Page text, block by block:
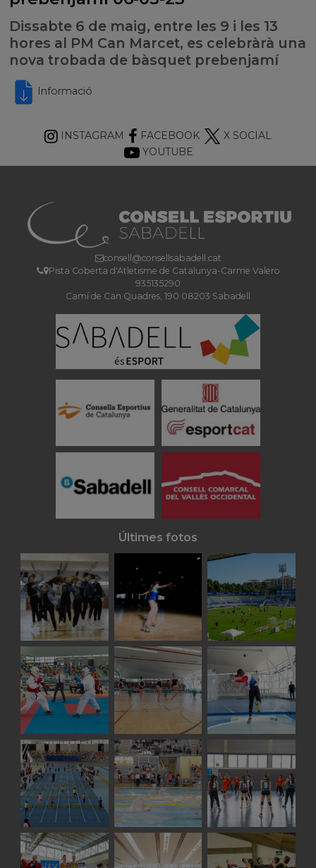
Dissabte 6 de maig, entre les 9 i les 13
hores al PM Can Marcet, es celebràrà una
nova trobada de bàsquet prebenjamí
Informació
INSTAGRAM FACEBOOK
X SOCIAL
YOUTUBE
consell@consellsabadell.cat
Pista Coberta d'Atletisme de Catalunya-Carme Valero
935135290
Camí de Can Quadres, 190 08203 Sabadell
Últimes fotos